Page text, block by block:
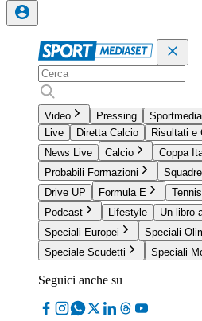
Video Pressing
Live
Diretta Calcio
Risultati e
News Live
Calcio Coppa
Probabili Formazioni
Squadre
Drive UP
Formula E Tennis
Podcast
Lifestyle
Un libro
Speciali Europei
Speciali
Speciale Scudetti
Speciali
Seguici anche su